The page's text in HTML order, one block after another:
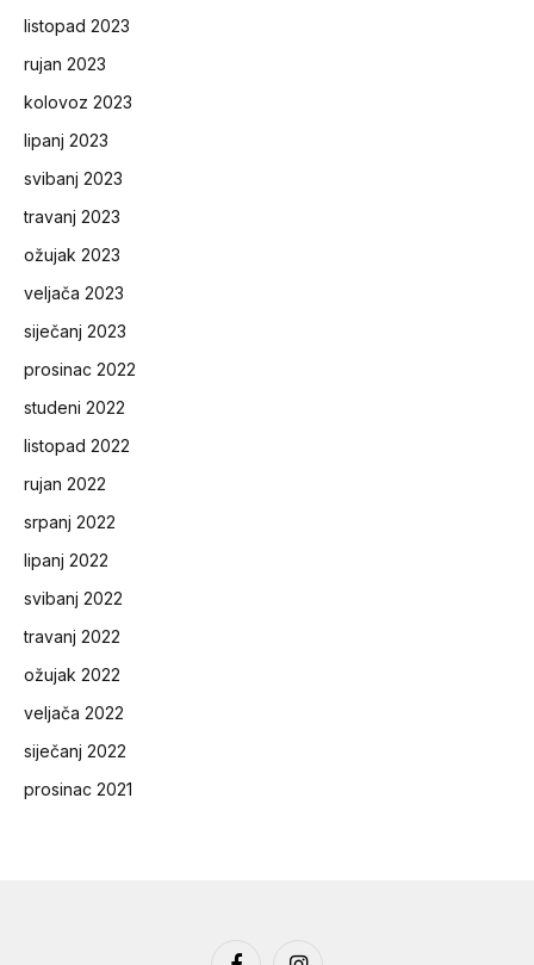
listopad 2023
rujan 2023
kolovoz 2023
lipanj 2023
svibanj 2023
travanj 2023
ožujak 2023
veljača 2023
siječanj 2023
prosinac 2022
studeni 2022
listopad 2022
rujan 2022
srpanj 2022
lipanj 2022
svibanj 2022
travanj 2022
ožujak 2022
veljača 2022
siječanj 2022
prosinac 2021